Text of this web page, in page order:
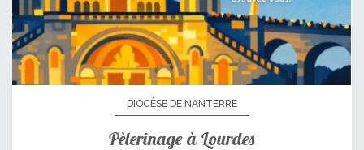
DIOCÈSE DE NANTERRE
Pèlerinage à Lourdes